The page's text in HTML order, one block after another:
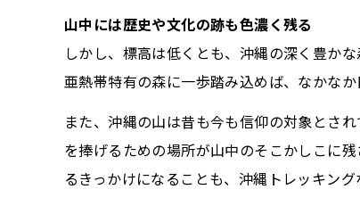
山中には歴史や文化の跡も色濃く残る
しかし、標高は低くとも、沖縄の深く豊か
亜熱帯特有の森に一歩踏み込めば、なかな
また、沖縄の山は昔も今も信仰の対象とさ
を捧げるための場所が山中のそこかしこに
るきっかけになることも、沖縄トレッキング